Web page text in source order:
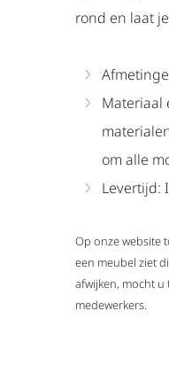
rond en laat
Materiaal
om alle
Levertijd:
Op onze website
een meubel ziet
afwijken, mocht
medewerkers.